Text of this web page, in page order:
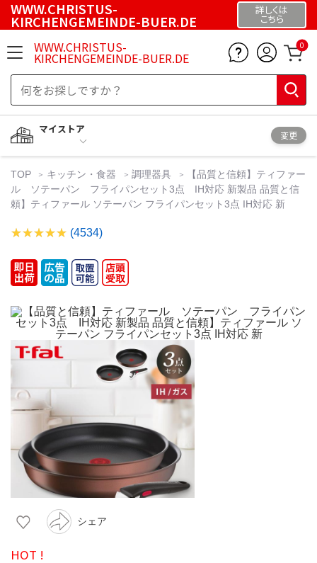
WWW.CHRISTUS-
KIRCHENGEMEINDE-BUER.DE
詳しくは
こちら
WWW.CHRISTUS-
KIRCHENGEMEINDE-BUER.DE
0
マイストア
変更
TOP キッチン・食器 調理器具
【品質と信頼】ティファー
ル ソテーパン フライパンセット3点 IH対応 新製品 品質と信
頼】ティファール ソテーパン フライパンセット3点 IH対応 新
(4534)
シェア
HOT !